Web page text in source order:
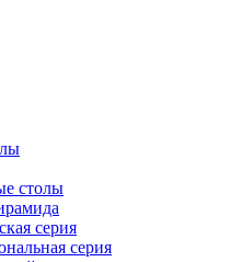
столы
серия
серия